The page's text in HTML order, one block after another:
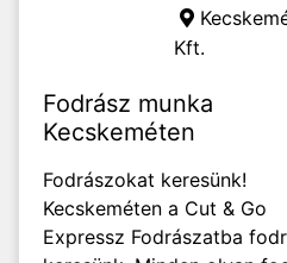
Kft.
Fodrász munka
Kecskeméten
Fodrászokat keresünk!
Kecskeméten a Cut & Go
Expressz Fodrászatba